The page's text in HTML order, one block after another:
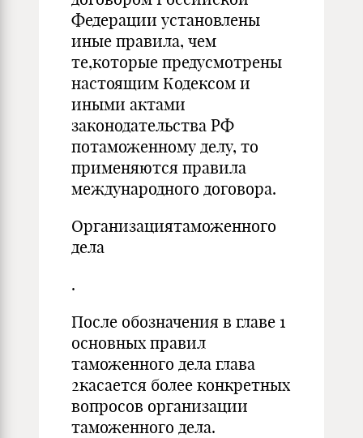
Федерации установлены
иные правила, чем
те,которые предусмотрены
настоящим Кодексом и
иными актами
законодательства РФ
потаможенному делу, то
применяются правила
международного договора.
Организациятаможенного
дела
.
После обозначения в главе 1
основных правил
таможенного дела глава
2касается более конкретных
вопросов организации
таможенного дела.